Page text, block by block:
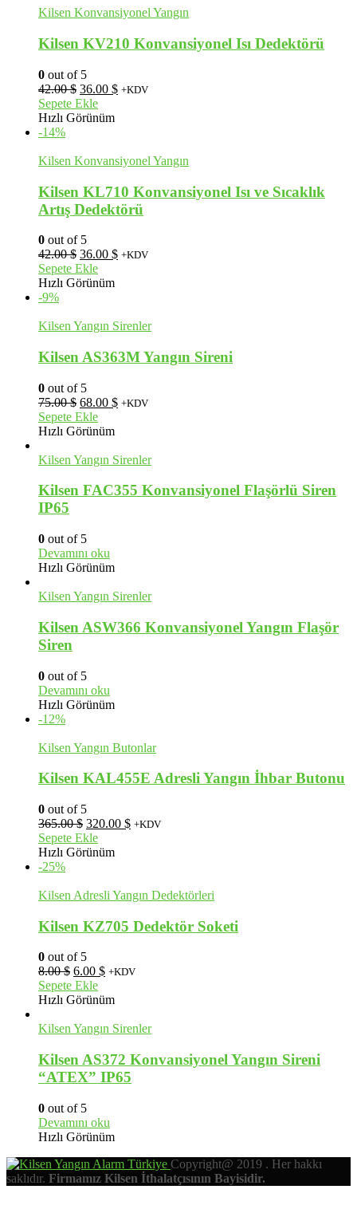
Kilsen Konvansiyonel Yangın
Kilsen KV210 Konvansiyonel Isı Dedektörü
0 out of 5
42.00$ Orijinal
fiyat:
42.00 $.
36.00 $Şu
+KDV
Sepete Ekle
Hızlı Görünüm
-14%
Kilsen Konvansiyonel Yangın
Kilsen KL710 Konvansiyonel Isı ve Sıcaklık
Artış Dedektörü
0 out of 5
42.00$ Orijinal
fiyat:
42.00 $.
36.00 $Şu
+KDV
Sepete Ekle
Hızlı Görünüm
-9%
Kilsen Yangın Sirenler
Kilsen AS363M Yangın Sireni
0 out of 5
75.00$ Orijinal
fiyat:
75.00 $.
68.00 $Şu
+KDV
Sepete Ekle
Hızlı Görünüm
Kilsen Yangın Sirenler
Kilsen FAC355 Konvansiyonel Flaşörlü Siren
IP65
0 out of 5
Devamını oku
Hızlı Görünüm
Kilsen Yangın Sirenler
Kilsen ASW366 Konvansiyonel Yangın Flaşör
Siren
0 out of 5
Devamını oku
Hızlı Görünüm
-12%
Kilsen Yangın Butonlar
Kilsen KAL455E Adresli Yangın İhbar Butonu
0 out of 5
365.00$ Orijinal
fiyat:
365.00 $.
320.00 $Şu
+KDV
Sepete Ekle
Hızlı Görünüm
-25%
Kilsen Adresli Yangın Dedektörleri
Kilsen KZ705 Dedektör Soketi
0 out of 5
8.00$ Orijinal
fiyat:
8.00 $.
6.00 $Şu
fiyat:
+KDV
Sepete Ekle
Hızlı Görünüm
Kilsen Yangın Sirenler
Kilsen AS372 Konvansiyonel Yangın Sireni
“ATEX” IP65
0 out of 5
Devamını oku
Hızlı Görünüm
Copyright@ 2019 . Her hakkı
saklıdır. Firmamız Kilsen İthalatçısının Bayisidir.